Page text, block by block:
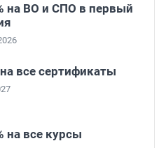
на ВО и СПО в первый
все сертификаты
на все курсы